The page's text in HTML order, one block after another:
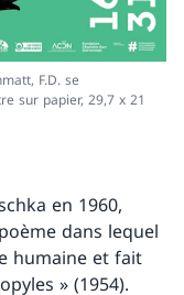
F.D. se
sur papier, 29,7 x 21
en 1960,
dans lequel
humaine et fait
» (1954).